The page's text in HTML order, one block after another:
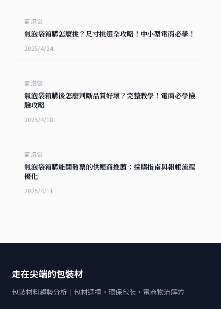
氣泡袋
氣泡袋箱購怎麼挑？尺寸挑選全攻略！中小型電商必學！
2025/4/24
氣泡袋
氣泡袋箱購後怎麼判斷品質好壞？完整教學！電商必學檢
驗攻略
2025/4/18
氣泡袋
氣泡袋箱購能開發票的供應商推薦：採購指南與報帳流程
優化
2025/4/11
走在尖端的包裝材
包裝材料趨勢分析｜包材選擇・環保包裝・電商物流解方